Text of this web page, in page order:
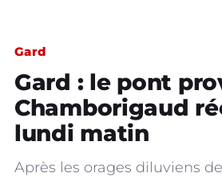
Gard
Gard : le pont
Chamborigaud
lundi matin
Après les orages diluviens